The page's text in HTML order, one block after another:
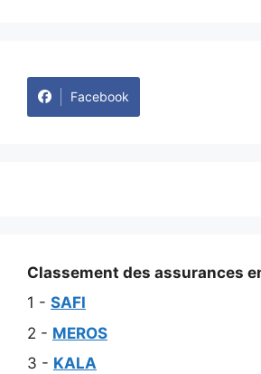
Facebook
Classement des assurances
1 - SAFI
2 - MEROS
3 - KALA